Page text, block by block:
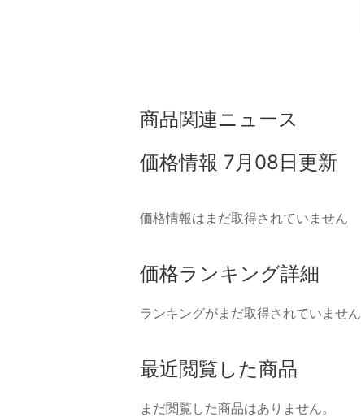
商品関連ニュース
価格情報 7月08日更新
価格情報はまだ取得されていません
価格ランキング詳細
ランキングがまだ取得されていません
最近閲覧した商品
まだ閲覧した商品はありません。